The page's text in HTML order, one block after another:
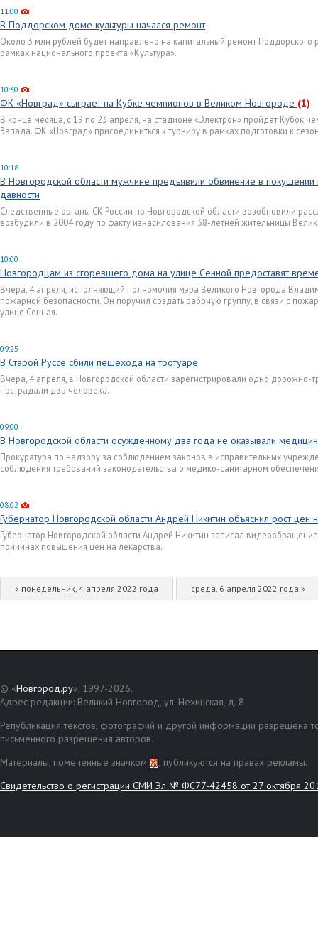
11:00
В Поддорском доме культуры начался ремонт
Около 3 млн рублей будет направлено на капитальный ремонт Поддорского
рамках национального проекта «Культура».
10:30
ФК «Новград» сыграет на Кубке чемпионов в Великом Новгороде (1)
В конце месяца, с 19 по 23 апреля, на стадионе «Электрон» пройдёт Кубок
Запада. ФК «Новград» присоединиться к турниру в рамках подготовки к
10:18
В Новгородской области мужчине предъявили обвинение в покушении
давности
Следственные органы СК России по Новгородской области возобновили
возбудили в 2004 году по факту изнасилования 38-летней жительницы
10:00
Новгородцам из сгоревшего дома на улице Сенной предоставят
Вчера, 4 апреля, исполняющий полномочия мэра Великого Новгорода
пожарной безопасности. Он поручил создать рабочую группу, в связи с
улице Сенная.
09:25
В Старой Руссе сбили пешехода на тротуаре
Вчера, 4 апреля, в Новгородской области зарегистрировали одно дорожно-
пострадали два человека.
09:00
В Новгородской области осужденному два года не оказывали
Прокуратура по надзору за соблюдением законов в исправительных
соблюдения требований законодательства о медико-санитарном
08:02
Губернатор Новгородской области Андрей Никитин объяснил рост цен
Губернатор Новгородской области Андрей Никитин записал
причинах повышения цен на лекарства.
« понедельник, 4 апреля 2022 года среда, 6 апреля 2022 года »
© «Новгород.ру», 1997-2026.
Адрес редакции: Великий Новгород, ул. Нехинская, д. 8
Републикация текстов, фотографий и другой информации разрешена
письменного разрешения авторов.
Материалы, помеченные значком
, публикуются на правах рекламы.
Свидетельство о регистрации СМИ Эл № ФС77-42458 от 27 октября